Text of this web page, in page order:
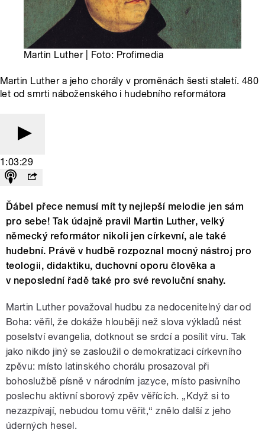
Martin Luther | Foto: Profimedia
Martin Luther a jeho chorály v proměnách šesti staletí. 480
let od smrti náboženského i hudebního reformátora
1:03:29
Ďábel přece nemusí mít ty nejlepší melodie jen sám
pro sebe! Tak údajně pravil Martin Luther, velký
německý reformátor nikoli jen církevní, ale také
hudební. Právě v hudbě rozpoznal mocný nástroj pro
teologii, didaktiku, duchovní oporu člověka a
v neposlední řadě také pro své revoluční snahy.
Martin Luther považoval hudbu za nedocenitelný dar od
Boha: věřil, že dokáže hlouběji než slova výkladů nést
poselství evangelia, dotknout se srdcí a posílit víru. Tak
jako nikdo jiný se zasloužil o demokratizaci církevního
zpěvu: místo latinského chorálu prosazoval při
bohoslužbě písně v národním jazyce, místo pasivního
poslechu aktivní sborový zpěv věřících. „Když si to
nezazpívají, nebudou tomu věřit,“ znělo další z jeho
úderných hesel.